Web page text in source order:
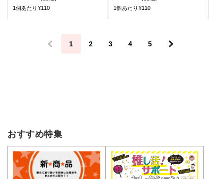
1個あたり¥110 1個あたり¥110
＜ 1 2 3 4 5 ＞
おすすめ特集